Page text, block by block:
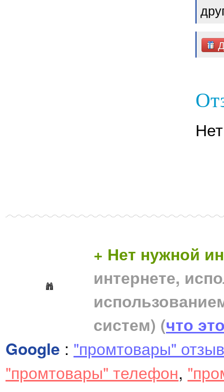
+ Нет нужной
интернете,
систем) (что
Google : "промтовары"
"промтовары" телефон,